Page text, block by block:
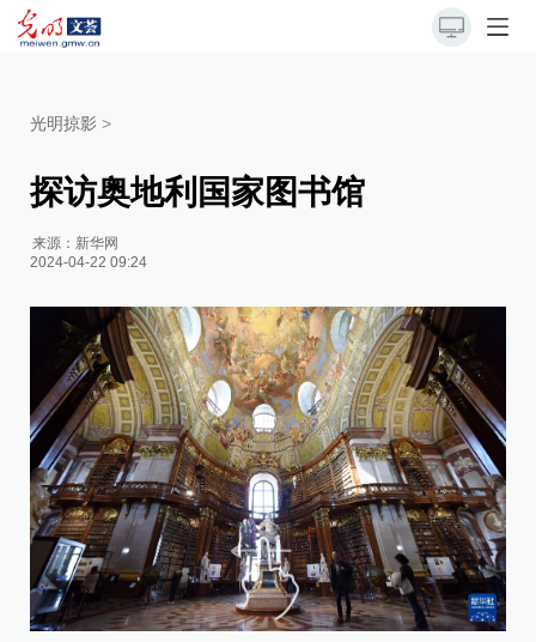
光明掠影 >
探访奥地利国家图书馆
来源： 新华网
2024-04-22 09:24